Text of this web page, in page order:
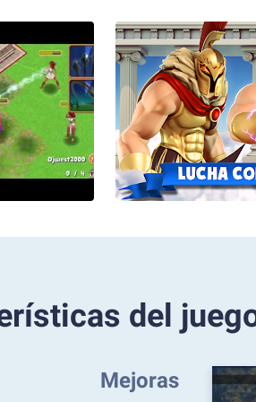
del
Mejoras